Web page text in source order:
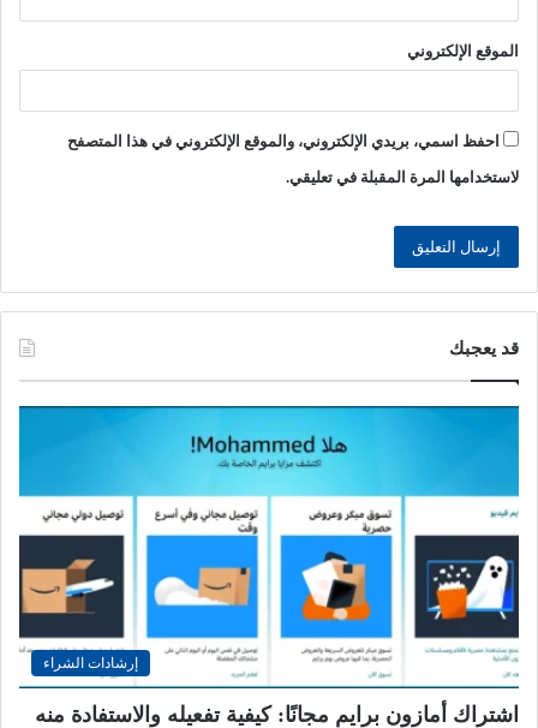
الموقع الإلكتروني
احفظ اسمي، بريدي الإلكتروني، والموقع الإلكتروني في هذا المتصفح
لاستخدامها المرة المقبلة في تعليقي.
قد يعجبك
إرشادات الشراء
اشتراك أمازون برايم مجانًا: كيفية تفعيله والاستفادة منه